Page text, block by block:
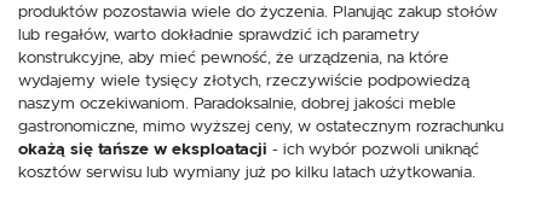
produktów pozostawia wiele do życzenia. Planując zakup stołów
lub regałów, warto dokładnie sprawdzić ich parametry
konstrukcyjne, aby mieć pewność, że urządzenia, na które
wydajemy wiele tysięcy złotych, rzeczywiście podpowiedzą
naszym oczekiwaniom. Paradoksalnie, dobrej jakości meble
gastronomiczne, mimo wyższej ceny, w ostatecznym rozrachunku
okażą się tańsze w eksploatacji - ich wybór pozwoli uniknąć
kosztów serwisu lub wymiany już po kilku latach użytkowania.